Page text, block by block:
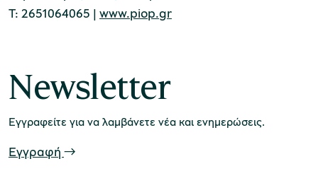
Τ: 2651064065 | www.piop.gr
Newsletter
Εγγραφείτε για να λαμβάνετε νέα και ενημερώσεις.
Εγγραφή